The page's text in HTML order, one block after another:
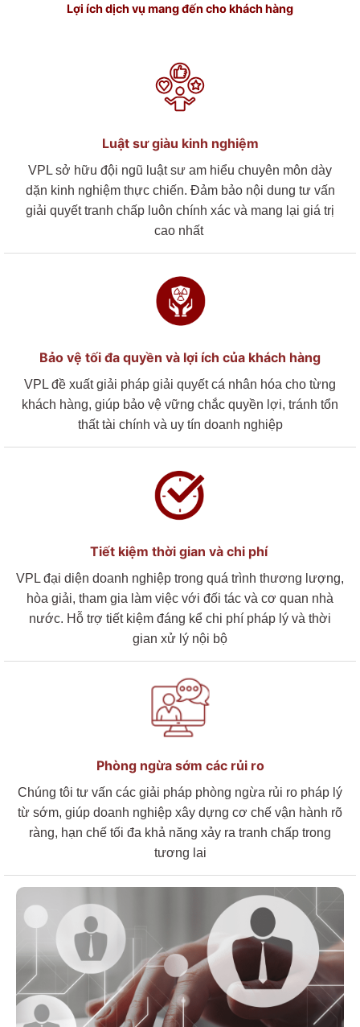
Lợi ích dịch vụ mang đến cho khách hàng
Luật sư giàu kinh nghiệm
VPL sở hữu đội ngũ luật sư am hiểu chuyên môn dày
dặn kinh nghiệm thực chiến. Đảm bảo nội dung tư vấn
giải quyết tranh chấp luôn chính xác và mang lại giá trị
cao nhất
Bảo vệ tối đa quyền và lợi ích của khách hàng
VPL đề xuất giải pháp giải quyết cá nhân hóa cho từng
khách hàng, giúp bảo vệ vững chắc quyền lợi, tránh tổn
thất tài chính và uy tín doanh nghiệp
Tiết kiệm thời gian vàchi phí
VPL đại diện doanh nghiệp trong quá trình thương lượng,
hòa giải, tham gia làm việc với đối tác và cơ quan nhà
nước. Hỗ trợ tiết kiệm đáng kể chi phí pháp lý và thời
gian xử lý nội bộ
Phòng ngừa sớm các rủi ro
Chúng tôi tư vấn các giải pháp phòng ngừa rủi ro pháp lý
từ sớm, giúp doanh nghiệp xây dựng cơ chế vận hành rõ
ràng, hạn chế tối đa khả năng xảy ra tranh chấp trong
tương lai